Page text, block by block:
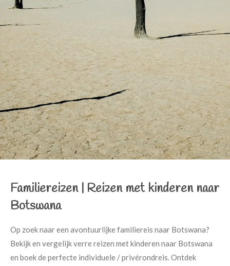
Familiereizen | Reizenmet kinderen naar
Botswana
Op zoek naar een avontuurlijke familiereis naar Botswana?
Bekijk en vergelijk verre reizen met kinderen naar Botswana
en boek de perfecte individuele / privérondreis. Ontdek